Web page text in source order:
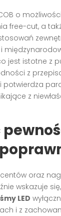
o
free-cut, a
jest istotne z
z
z
oraz
wskazuje
LED
i z